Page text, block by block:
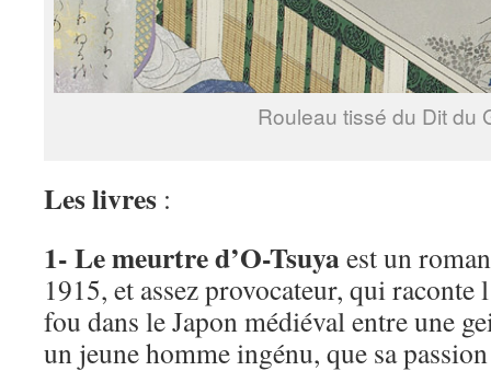
Rouleau tissé du Dit du
Les livres :
1- Le meurtre d’O-Tsuyaest un
1915, et assez provocateur, qui raconte
fou dans le Japon médiéval entre une
un jeune homme ingénu, que sa